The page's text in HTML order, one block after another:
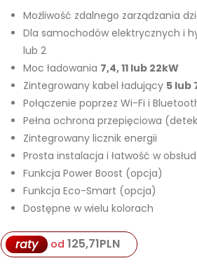
Możliwość zdalnego zarządzania
Dla samochodów elektrycznych i
lub 2
Moc ładowania 7,4, 11 lub 22kW
Zintegrowany kabel ładujący 5 lub
Połączenie poprzez Wi-Fi i
Pełna ochrona przepięciowa
Zintegrowany licznik energii
Prosta instalacja i łatwość w
Funkcja Power Boost (opcja)
Funkcja Eco-Smart (opcja)
Dostępne w wielu kolorach
raty od 125,71PLN